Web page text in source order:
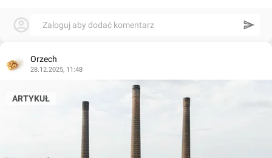
Zaloguj aby dodać komentarz
Orzech
28.12.2025, 11:48
ARTYKUŁ